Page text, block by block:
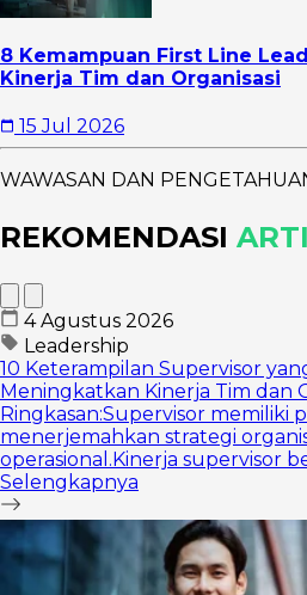
8 Kemampuan First Line
Kinerja Tim dan Organisasi
15 Jul 2026
WAWASAN DAN
REKOMENDASI
4 Agustus 2026
Leadership
10 Keterampilan Supervisor
Meningkatkan Kinerja Tim dan
Ringkasan:Supervisor memiliki
menerjemahkan strategi
operasional.Kinerja supervisor
Selengkapnya